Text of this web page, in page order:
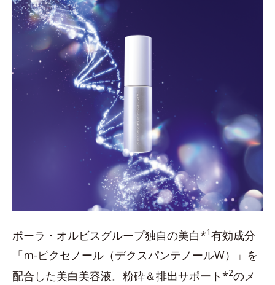
ポーラ・オルビスグループ独自の美白*1有効成分
「m-ピクセノール（デクスパンテノールW）」を
配合した美白美容液。粉砕＆排出サポート*2のメ